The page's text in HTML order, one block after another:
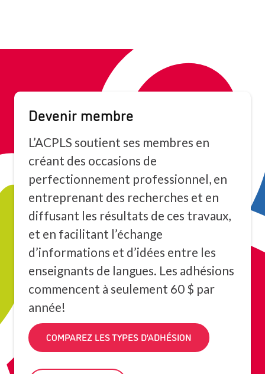
Devenir membre
L’ACPLS soutient ses membres en
créant des occasions de
perfectionnement professionnel, en
entreprenant des recherches et en
diffusant les résultats de ces travaux,
et en facilitant l’échange
d’informations et d’idées entre les
enseignants de langues. Les adhésions
commencent à seulement 60 $ par
année!
COMPAREZ LES TYPES D’ADHÉSION